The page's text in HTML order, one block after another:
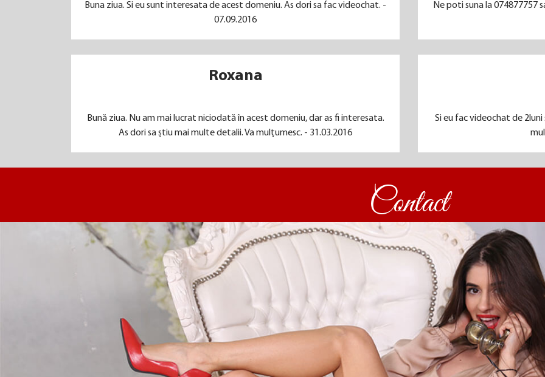
Buna ziua. Si eu sunt interesata de acest domeniu. As dori sa fac videochat. -
07.09.2016
Ne poti suna la 074877757
Roxana
Bună ziua. Nu am mai lucrat niciodată în acest domeniu, dar as fi interesata.
As dori sa știu mai multe detalii. Va mulțumesc. - 31.03.2016
Si eu fac videochat de 2luni
Contact